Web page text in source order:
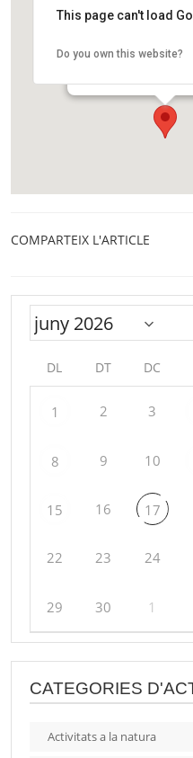
Agrupació
Prat de la Riba, s/n
This page can't load
Do you own this website?
COMPARTEIX L'ARTICLE
DL DT DC
1 2 3
8 9 10
15 16 17
22 23 24
29 30 1
CATEGORIES
Activitats a la natura